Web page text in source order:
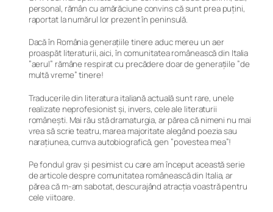
personal, rămân cu amărăciune convins că sunt prea puțini,
raportat la numărul lor prezent în peninsulă.
Dacă în România generațiile tinere aduc mereu un aer
proaspăt literaturii, aici, în comunitatea românească din Italia
”aerul” rămâne respirat cu precădere doar de generațiile ”de
multă vreme” tinere!
Traducerile din literatura italiană actuală sunt rare, unele
realizate neprofesionist și, invers, cele ale literaturii
românești. Mai rău stă dramaturgia, ar părea că nimeni nu mai
vrea să scrie teatru, marea majoritate alegând poezia sau
narațiunea, cumva autobiografică, gen ”povestea mea”!
Pe fondul grav și pesimist cu care am început această serie
de articole despre comunitatea românească din Italia, ar
părea că m-am sabotat, descurajând atracția voastră pentru
cele viitoare.